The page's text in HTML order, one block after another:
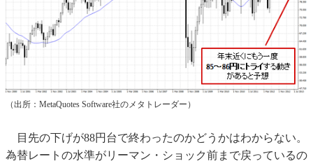
（出所：MetaQuotes Software社のメタトレーダー）
目先の下げが88円台で終わったのかどうかはわからない。
為替レートの水準がリーマン・ショック前まで戻っているの